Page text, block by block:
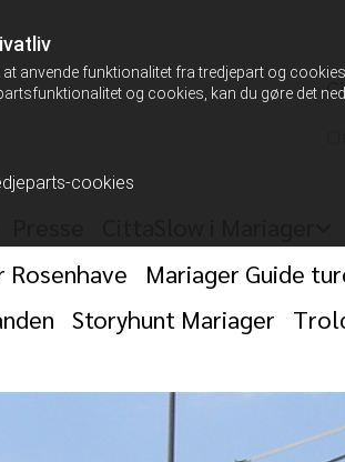
anvende funktionalitet fra tredjepart og
og cookies, kan du gøre det
cookies
Rosenhave
Mariager Guide
Storyhunt Mariager